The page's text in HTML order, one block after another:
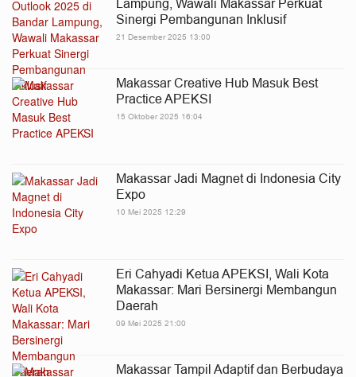
Lampung, Wawali Makassar Perkuat
Sinergi Pembangunan Inklusif
21 Desember 2025 13:00
Makassar Creative Hub Masuk Best
Practice APEKSI
15 Oktober 2025 16:04
Makassar Jadi Magnet di Indonesia City
Expo
10 Mei 2025 12:29
Eri Cahyadi Ketua APEKSI, Wali Kota
Makassar: Mari Bersinergi Membangun
Daerah
09 Mei 2025 21:00
Makassar Tampil Adaptif dan Berbudaya